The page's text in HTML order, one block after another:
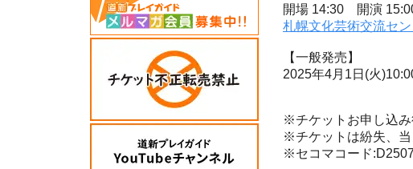
開場 14:30 開演
札幌文化芸術交流セ
【一般発売】
2025年4月1日(火
※チケットお申し込み
※チケットは紛失、当
※セコマコード